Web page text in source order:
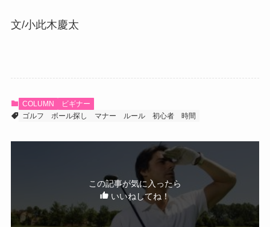
文/小此木慶太
COLUMN
ビギナー
ゴルフ
ボール探し マナー ルール 初心者 時間
この記事が気に入ったら
いいねしてね！